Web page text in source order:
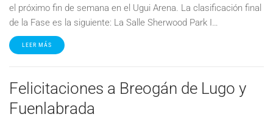
el próximo fin de semana en el Ugui Arena. La clasificación final
de la Fase es la siguiente: La Salle Sherwood Park I…
LEER MÁS
Felicitaciones a Breogán de Lugo y
Fuenlabrada